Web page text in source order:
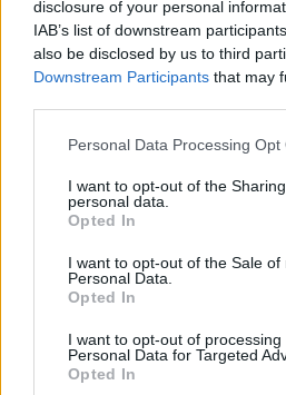
disclosure of your personal
IAB’s list of downstream
also be disclosed by us to third
Downstream Participants that may
Personal Data Processing Opt
I want to opt-out of the
personal data.
Opted In
I want to opt-out of the Sale of
Personal Data.
Opted In
I want to opt-out of processing
Personal Data for Targeted
Opted In
Metlen: Ρεκόρ EBITDA στο α' εξάμηνο,
κέρδη 313 εκατ. ευρώ
σε 843 μέσα ενημέρωσης-
Ξεκίνησε το πενταετές
πρόγραμμα ενίσχυσης του
Πρόεδρος ο Γαληνός Γιαγλής